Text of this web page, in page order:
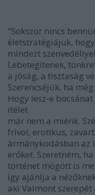
"Sokszor nincs
életstratégiájuk,
mindezt
Lebetegítenek,
a jóság, a tisztaság
Szerencséjük, ha
Hogy lesz-e
ítélet
már nem a miénk.
frivol, erotikus,
ármánykodásban az
erőket. Szeretném,
történet mögött is
így ajánlja a
aki Valmont